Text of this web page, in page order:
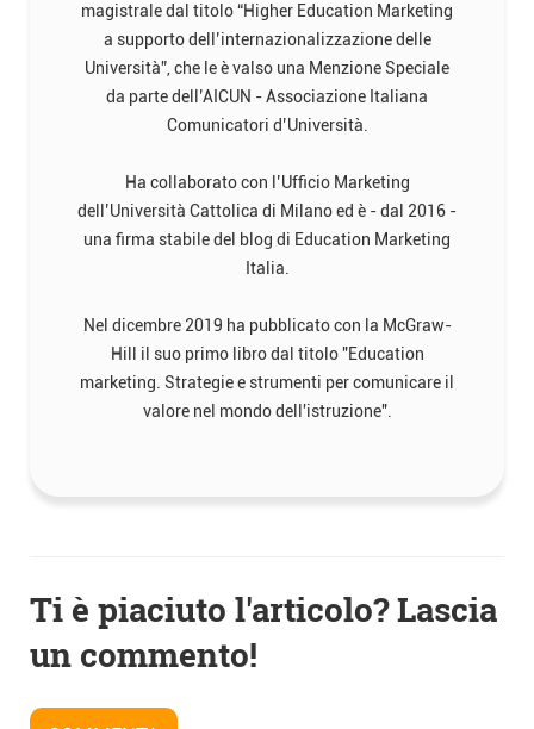
magistrale dal titolo “Higher Education Marketing
a supporto dell’internazionalizzazione delle
Università”, che le è valso una Menzione Speciale
da parte dell’AICUN - Associazione Italiana
Comunicatori d’Università.
Ha collaborato con l’Ufficio Marketing
dell’Università Cattolica di Milano ed è - dal 2016 -
una firma stabile del blog di Education Marketing
Italia.
Nel dicembre 2019 ha pubblicato con la McGraw-
Hill il suo primo libro dal titolo "Education
marketing. Strategie e strumenti per comunicare il
valore nel mondo dell'istruzione".
Navigazione
articoli
Ti è piaciuto l'articolo? Lascia
un commento!